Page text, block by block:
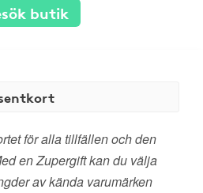
butik
för alla tillfällen och den
en Zupergift kan du välja
av kända varumärken